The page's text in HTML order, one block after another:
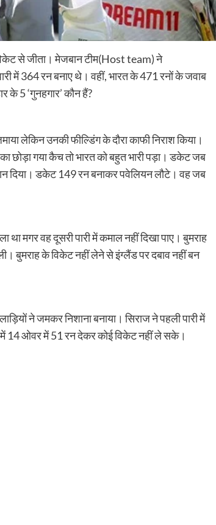
से जीता। मेजबान टीम(Host team) ने
में 364 रन बनाए थे। वहीं, भारत के 471 रनों के जवाब
के 5 ‘गुनहगार’ कौन हैं?
लेकिन उनकी फील्डिंग के दौरा काफी निराश किया।
छोड़ा गया कैच तो भारत को बहुत भारी पड़ा। डकेट जब
दिया। डकेट 149 रन बनाकर पवेलियन लौटे। वह जब
मगर वह दूसरी पारी में कमाल नहीं दिखा पाए। बुमराह
बुमराह के विकेट नहीं लेने से इंग्लैंड पर दबाव नहीं बन
ने जमकर निशाना बनाया। सिराज ने पहली पारी में
में 14 ओवर में 51 रन देकर कोई विकेट नहीं ले सके।